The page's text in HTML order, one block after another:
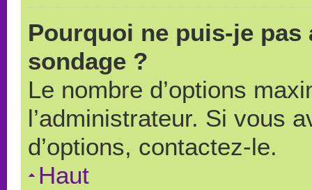
Pourquoi ne puis-je
sondage ?
Le nombre d’options
l’administrateur. Si vous
d’options, contactez-le.
Haut